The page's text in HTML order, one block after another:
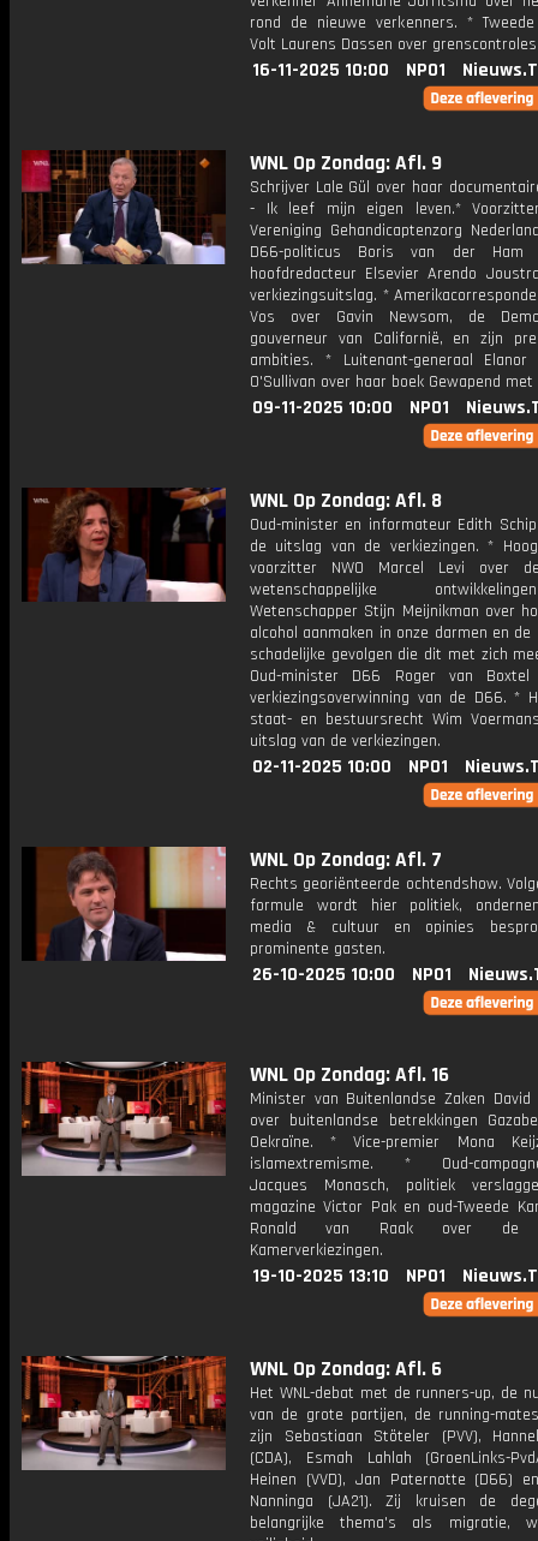
rond de nieuwe verkenners. *
Volt Laurens Dassen over
16-11-2025 10:00 NPO1
WNL Op Zondag: Afl. 9
Schrijver Lale Gül over haar
- Ik leef mijn eigen leven.*
Vereniging Gehandicaptenzorg
D66-politicus Boris van der Ham
hoofdredacteur Elsevier Arendo
verkiezingsuitslag. *
Vos over Gavin Newsom, de
gouverneur van Californië, en zijn
ambities. * Luitenant-generaal Elanor
O'Sullivan over haar boek Gewapend met
09-11-2025 10:00 NPO1
WNL Op Zondag: Afl. 8
Oud-minister en informateur Edith
de uitslag van de verkiezingen. *
voorzitter NWO Marcel Levi over
wetenschappelijke
Wetenschapper Stijn Meijnikman over
alcohol aanmaken in onze darmen en de
schadelijke gevolgen die dit met zich
Oud-minister D66 Roger van
verkiezingsoverwinning van de D66. *
staat- en bestuursrecht Wim
uitslag van de verkiezingen.
02-11-2025 10:00 NPO1
WNL Op Zondag: Afl. 7
Rechts georiënteerde ochtendshow.
formule wordt hier politiek,
media & cultuur en opinies
prominente gasten.
26-10-2025 10:00 NPO1
WNL Op Zondag: Afl. 16
Minister van Buitenlandse Zaken David
over buitenlandse betrekkingen
Oekraïne. * Vice-premier Mona
islamextremisme. * Oud-
Jacques Monasch, politiek
magazine Victor Pak en oud-Tweede
Ronald van Raak over de
Kamerverkiezingen.
19-10-2025 13:10 NPO1
WNL Op Zondag: Afl. 6
Het WNL-debat met de runners-up, de
van de grote partijen, de running-
zijn Sebastiaan Stöteler (PVV),
(CDA), Esmah Lahlah (GroenLinks-
Heinen (VVD), Jan Paternotte (D66)
Nanninga (JA21). Zij kruisen de
belangrijke thema's als migratie,